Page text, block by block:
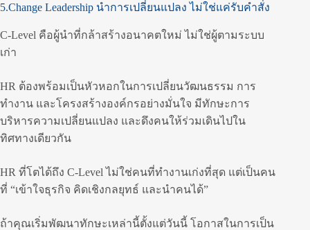
5.Change Leadership นำการเปลี่ยนแปลง ไม่ใช่แค่รับคำสั่ง
C-Level คือผู้นำที่กล้าสร้างอนาคตใหม่ ไม่ใช่ผู้ตามระบบ
เก่า
HR ต้องพร้อมเป็นหัวหอกในการเปลี่ยนวัฒนธรรม การ
ทำงาน และโครงสร้างองค์กรอย่างมั่นใจ มีทักษะการ
บริหารความเปลี่ยนแปลง และดึงคนให้ร่วมเดินไปใน
ทิศทางเดียวกัน
HR ที่โตได้ถึง C-Level ไม่ใช่คนที่ทำงานเก่งที่สุด แต่เป็นคน
ที่ “เข้าใจธุรกิจ คิดเชิงกลยุทธ์ และนำคนได้”
ถ้าคุณเริ่มพัฒนาทักษะเหล่านี้ตั้งแต่วันนี้ โอกาสในการเป็น